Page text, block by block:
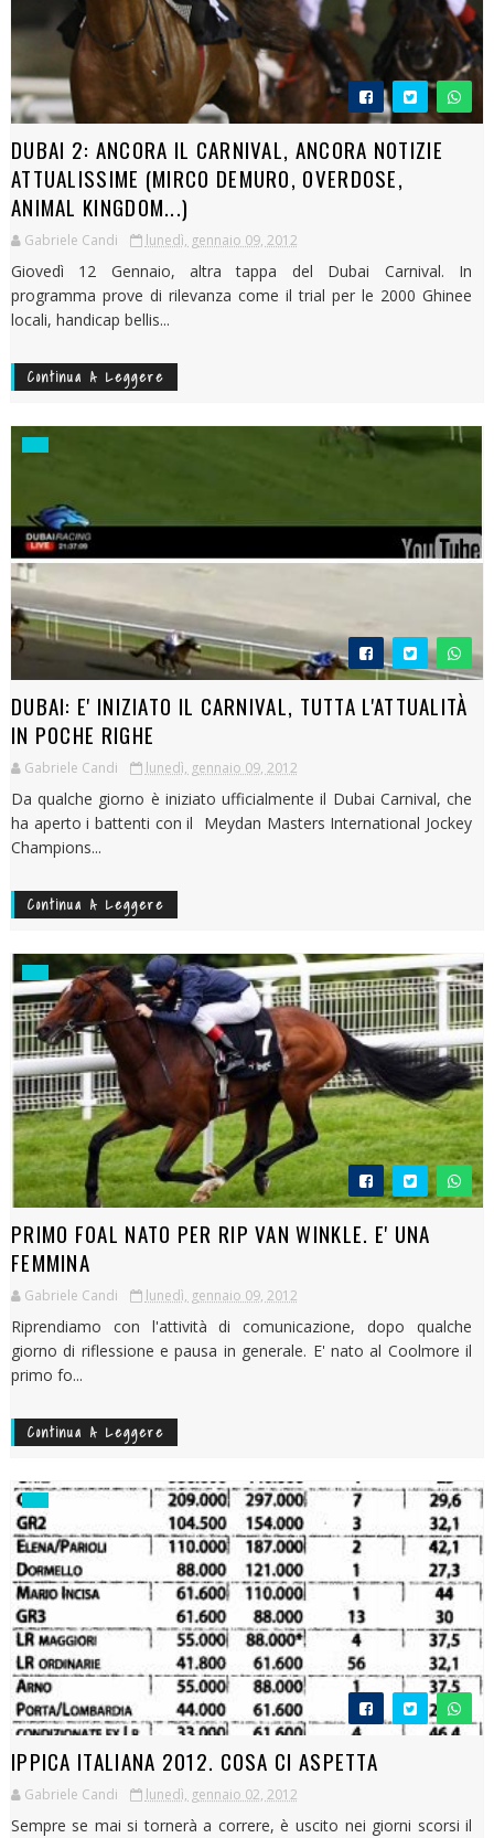
DUBAI 2: ANCORA IL CARNIVAL, ANCORA NOTIZIE
ATTUALISSIME (MIRCO DEMURO, OVERDOSE,
ANIMAL KINGDOM...)
Gabriele Candi lunedì, gennaio 09, 2012
Giovedì 12 Gennaio, altra tappa del Dubai Carnival. In
programma prove di rilevanza come il trial per le 2000 Ghinee
locali, handicap bellis...
Continua A Leggere
DUBAI: E' INIZIATO IL CARNIVAL, TUTTA L'ATTUALITÀ
IN POCHE RIGHE
Gabriele Candi lunedì, gennaio 09, 2012
Da qualche giorno è iniziato ufficialmente il Dubai Carnival, che
ha aperto i battenti con il Meydan Masters International Jockey
Champions...
Continua A Leggere
PRIMO FOAL NATO PER RIP VAN WINKLE. E' UNA
FEMMINA
Gabriele Candi lunedì, gennaio 09, 2012
Riprendiamo con l'attività di comunicazione, dopo qualche
giorno di riflessione e pausa in generale. E' nato al Coolmore il
primo fo...
Continua A Leggere
IPPICA ITALIANA 2012. COSA CI ASPETTA
Gabriele Candi lunedì, gennaio 02, 2012
Sempre se mai si tornerà a correre, è uscito nei giorni scorsi il